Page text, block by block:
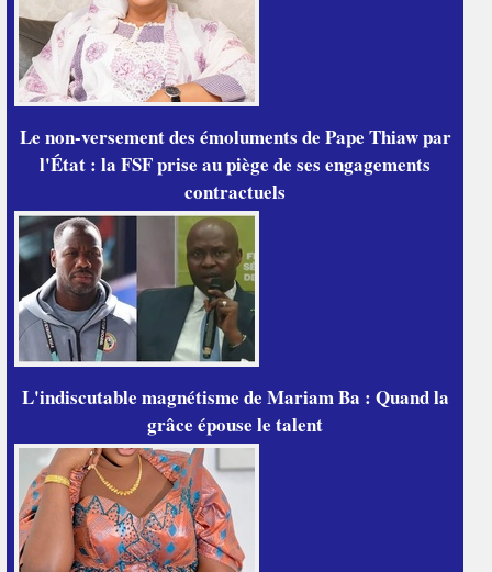
Le non-versement des émoluments de Pape Thiaw par
l'État : la FSF prise au piège de ses engagements
contractuels
L'indiscutable magnétisme de Mariam Ba : Quand la
grâce épouse le talent